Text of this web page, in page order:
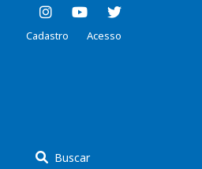
Buscar
Cadastro Acesso